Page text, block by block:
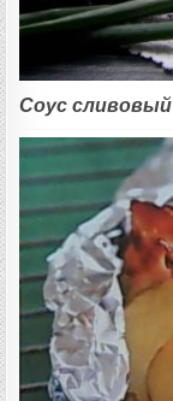
Соус сливовый